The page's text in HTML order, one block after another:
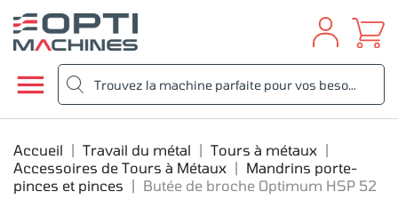

Accueil Travail du métal
Tours à métaux
Accessoires de Tours à Métaux
Mandrins porte-
pinces et pinces
Butée de broche Optimum HSP 52